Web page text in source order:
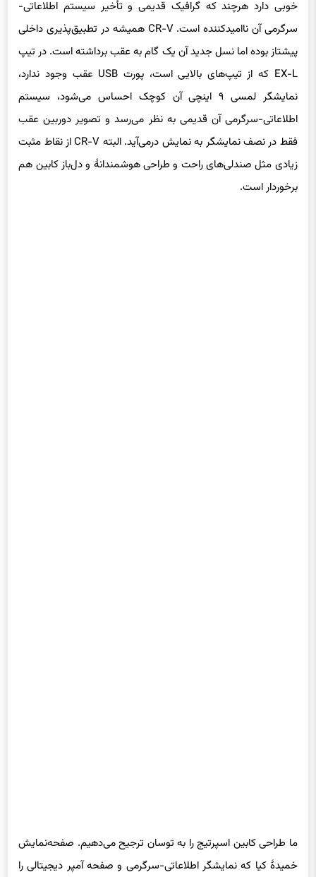
خوبی دارد هرچند که گرافیک قدیمی و تأخیر سیستم اطلاعاتی-
سرگرمی آن ناامیدکننده است. CR-V همیشه در تطبیق‌پذیری داخلی
پیشتاز بوده اما نسل جدید آن یک گام به عقب برداشته است. در تیپ
EX-L که از تیپ‌های بالایی است، پورت USB عقب وجود ندارد،
نمایشگر لمسی ۹ اینچی آن کوچک احساس می‌شود، سیستم
اطلاعاتی-سرگرمی آن قدیمی به نظر می‌رسد و تصویر دوربین عقب
فقط در نصف نمایشگر به نمایش درمی‌آید. البته CR-V از نقاط مثبت
زیادی مثل صندلی‌های راحت و طراحی هوشمندانهٔ و دل‌باز کابین هم
برخوردار است.
ما طراحی کابین اسپرتیج را به توسان ترجیح می‌دهیم. صفحه‌نمایش
خمیدهٔ کیا که نمایشگر اطلاعاتی-سرگرمی و صفحه آمپر دیجیتالی را